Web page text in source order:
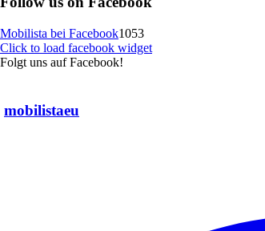
Mobilista bei Facebook1053
Click to load facebook widget
Folgt uns auf Facebook!
mobilistaeu